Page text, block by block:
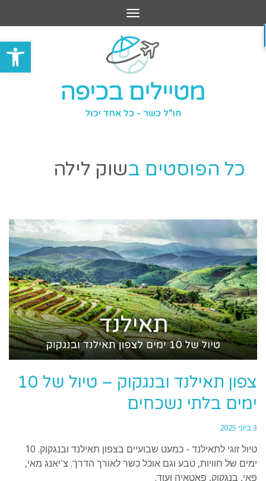
פתח
תפריט
כל הפוסטים בשוק לילה
צפון תאילנד ובנגקוק – טיול של 10
ימים בלתי נשכחים
3 ביוני 2025
טיול זוגי לתאילנד - כמעט שבועיים בצפון תאילנד ובנגקוק. 10
ימים של חוויות, טבע וגם אוכל כשר לאורך הדרך. צ'יאנג מאי,
פאי, בנגקוק, פאטאיה ועוד.